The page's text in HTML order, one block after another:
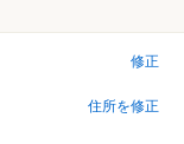
修正
住所を修正